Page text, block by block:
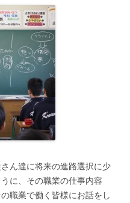
ん達に将来の進路選択に少
に、その職業の仕事内容
職業で働く皆様にお話をし